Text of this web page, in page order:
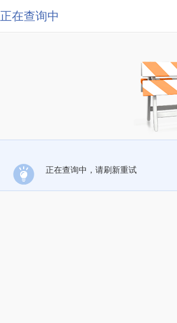
正在查询中
正在查询中，请刷新重试